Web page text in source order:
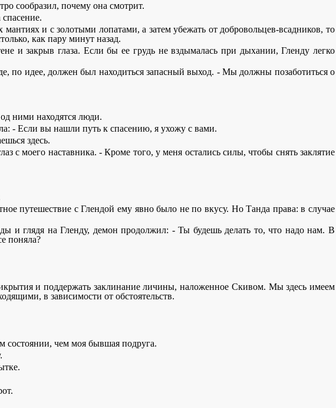
сообразил, почему она смотрит.
и с золотыми лопатами, а затем убежать от добровольцев-всадников, то
как пару минут назад.
и закрыв глаза. Если бы ее грудь не вздымалась при дыхании, Гленду легко
по идее, должен был находиться запасный выход. - Мы должны позаботиться о
ними находятся люди.
- Если вы нашли путь к спасению, я ухожу с вами.
здесь.
с моего наставника. - Кроме того, у меня остались силы, чтобы снять заклятие
путешествие с Глендой ему явно было не по вкусу. Но Танда права: в случае
и глядя на Гленду, демон продолжил: - Ты будешь делать то, что надо нам. В
поняла?
и поддержать заклинание личины, наложенное Скивом. Мы здесь имеем
в зависимости от обстоятельств.
состоянии, чем моя бывшая подруга.